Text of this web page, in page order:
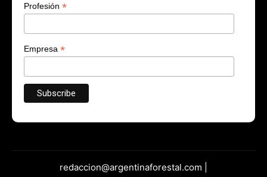
Profesión *
Empresa *
redaccion@argentinaforestal.com |